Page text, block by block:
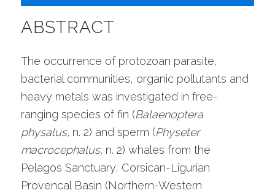
ABSTRACT
The occurrence of protozoan parasite,
bacterial communities, organic pollutants and
heavy metals was investigated in free-
ranging species of fin (Balaenoptera
physalus, n. 2) and sperm (Physeter
macrocephalus, n. 2) whales from the
Pelagos Sanctuary, Corsican-Ligurian
Provencal Basin (Northern-Western